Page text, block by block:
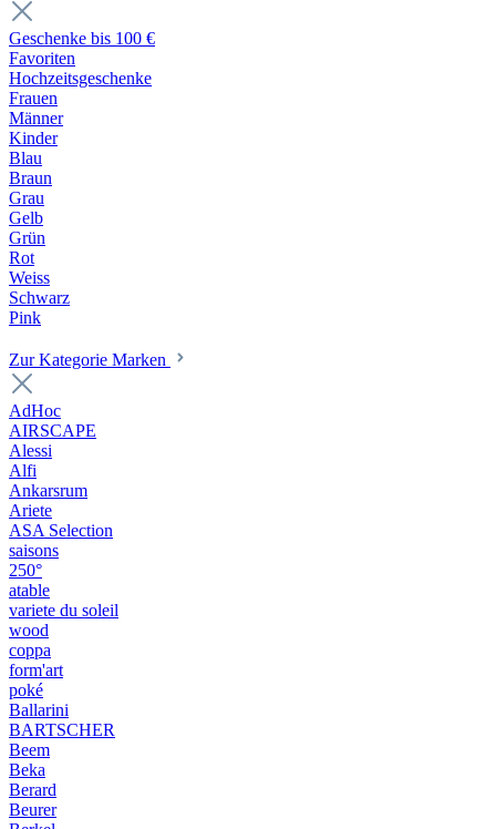
Geschenke bis 100 €
Favoriten
Hochzeitsgeschenke
Frauen
Männer
Kinder
Blau
Braun
Grau
Gelb
Grün
Rot
Weiss
Schwarz
Pink
Zur Kategorie Marken
AdHoc
AIRSCAPE
Alessi
Alfi
Ankarsrum
Ariete
ASA Selection
saisons
250°
atable
variete du soleil
wood
coppa
form'art
poké
Ballarini
BARTSCHER
Beem
Beka
Berard
Beurer